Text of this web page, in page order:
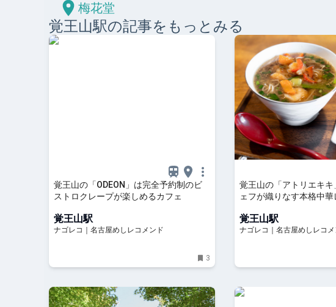
梅花堂
覚王山駅の記事をもっとみる
覚王山の「ODEON」は完全予約制のビ
ストロクレープが楽しめるカフェ
覚王山駅
ナゴレコ｜名古屋めしレコメンド
3
覚王山の「アトリエキ
ェフが織りなす本格中
覚王山駅
ナゴレコ｜名古屋めしレコメ